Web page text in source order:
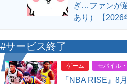
ぎ…ファンが
あり）【2026
#サービス終了
ゲーム モバイル
『NBA RISE』8